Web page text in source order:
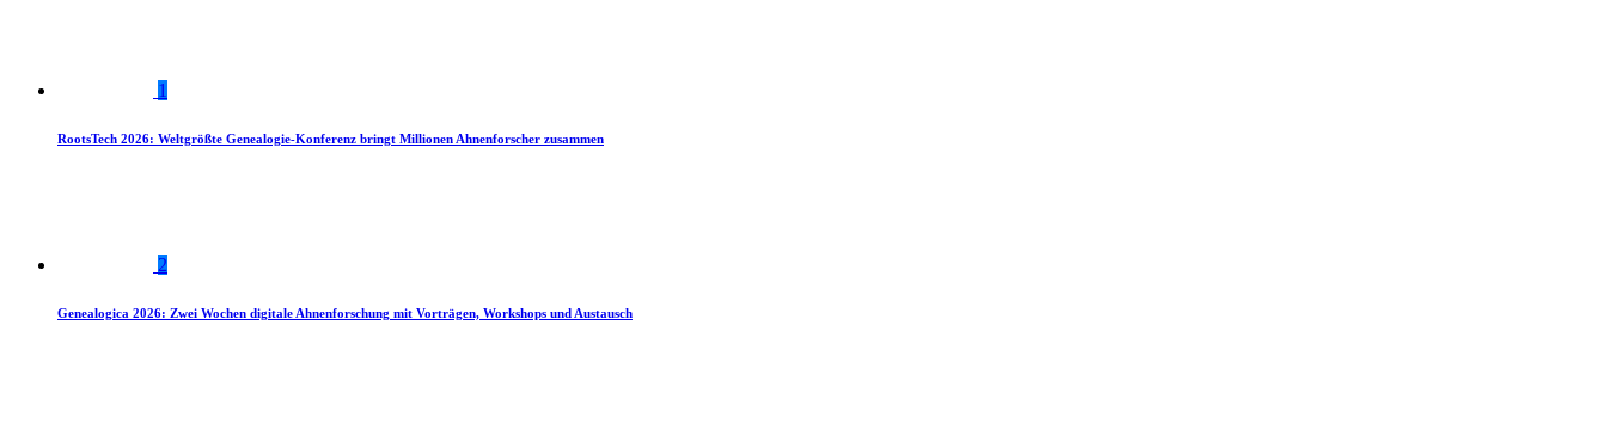
1
RootsTech 2026: Weltgrößte Genealogie-Konferenz bringt Millionen Ahnenforscher zusammen
2
Genealogica 2026: Zwei Wochen digitale Ahnenforschung mit Vorträgen, Workshops und Austausch